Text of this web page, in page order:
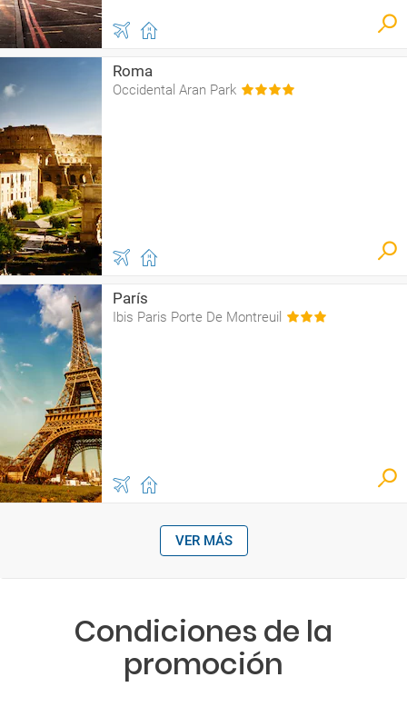
Roma
Occidental Aran Park
París
Ibis Paris Porte De Montreuil
VER MÁS
Condiciones de la
promoción